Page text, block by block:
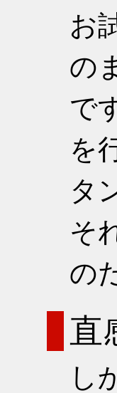
お
の
で
を
タ
そ
の
直
し